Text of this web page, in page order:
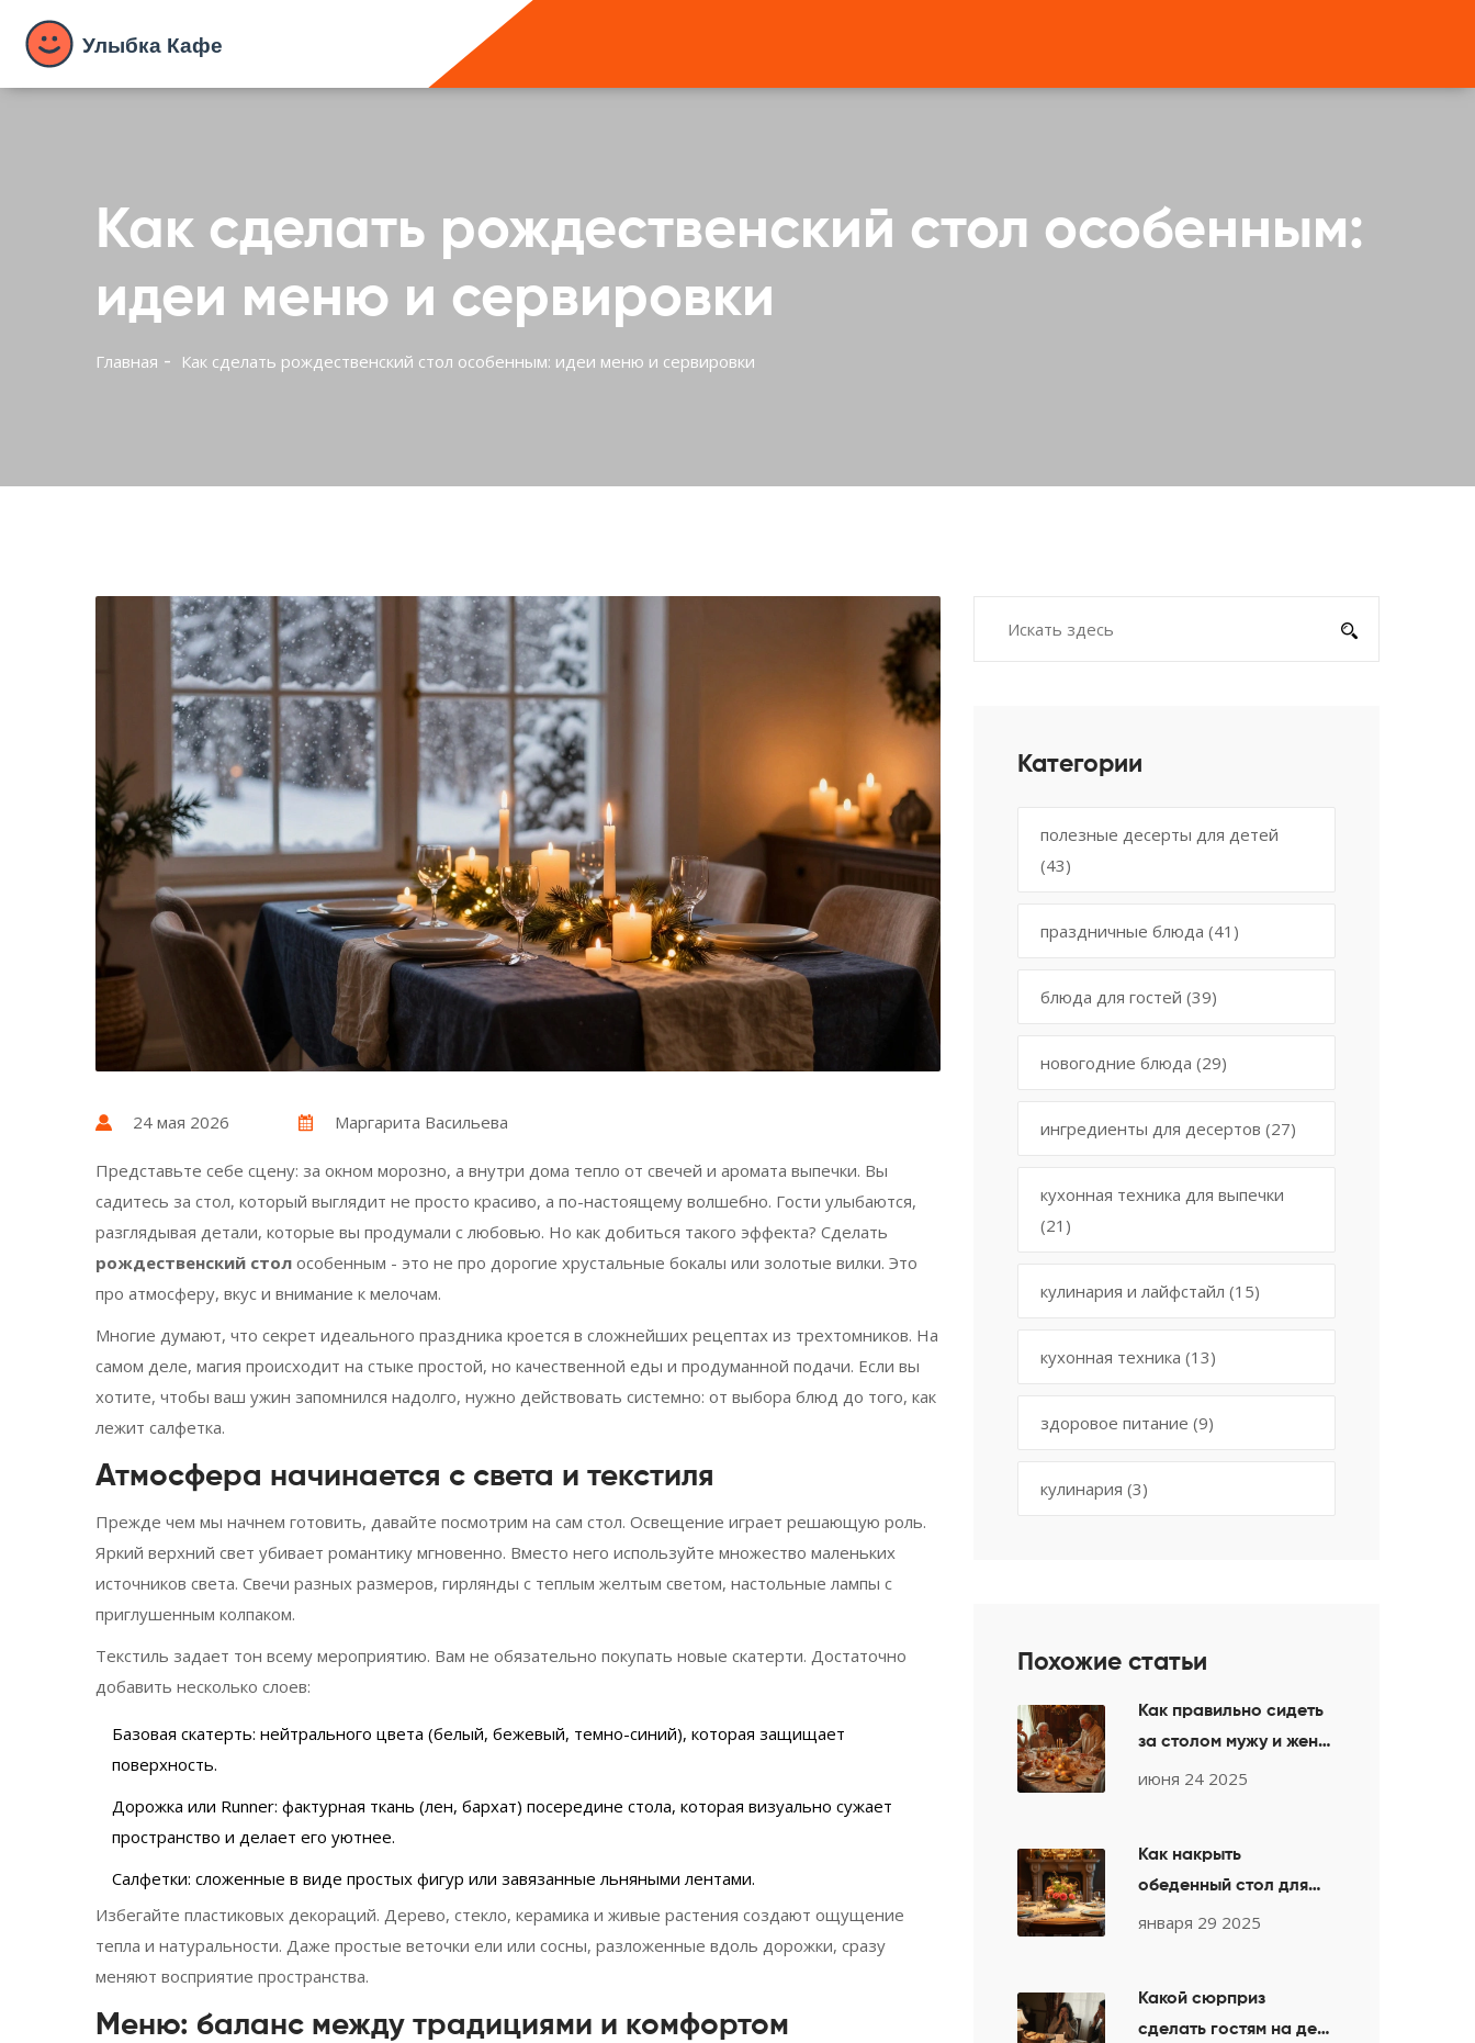
Как сделать рождественский стол особенным:
идеи меню и сервировки
Главная Как сделать рождественский стол особенным: идеи меню и сервировки
24 мая 2026 Маргарита Васильева
Представьте себе сцену: за окном морозно, а внутри дома тепло от свечей и аромата выпечки. Вы
садитесь за стол, который выглядит не просто красиво, а по-настоящему волшебно. Гости улыбаются,
разглядывая детали, которые вы продумали с любовью. Но как добиться такого эффекта? Сделать
рождественский стол особенным - это не про дорогие хрустальные бокалы или золотые вилки. Это
про атмосферу, вкус и внимание к мелочам.
Многие думают, что секрет идеального праздника кроется в сложнейших рецептах из трехтомников. На
самом деле, магия происходит на стыке простой, но качественной еды и продуманной подачи. Если вы
хотите, чтобы ваш ужин запомнился надолго, нужно действовать системно: от выбора блюд до того, как
лежит салфетка.
Атмосфера начинается с света и текстиля
Прежде чем мы начнем готовить, давайте посмотрим на сам стол. Освещение играет решающую роль.
Яркий верхний свет убивает романтику мгновенно. Вместо него используйте множество маленьких
источников света. Свечи разных размеров, гирлянды с теплым желтым светом, настольные лампы с
приглушенным колпаком.
Текстиль задает тон всему мероприятию. Вам не обязательно покупать новые скатерти. Достаточно
добавить несколько слоев:
Базовая скатерть: нейтрального цвета (белый, бежевый, темно-синий), которая защищает
поверхность.
Дорожка или Runner: фактурная ткань (лен, бархат) посередине стола, которая визуально сужает
пространство и делает его уютнее.
Салфетки: сложенные в виде простых фигур или завязанные льняными лентами.
Избегайте пластиковых декораций. Дерево, стекло, керамика и живые растения создают ощущение
тепла и натуральности. Даже простые веточки ели или сосны, разложенные вдоль дорожки, сразу
меняют восприятие пространства.
Меню: баланс между традициями и комфортом
Категории
полезные десерты для детей
(43)
праздничные блюда (41)
блюда для гостей (39)
новогодние блюда (29)
ингредиенты для десертов (27)
кухонная техника для выпечки
(21)
кулинария и лайфстайл (15)
кухонная техника (13)
здоровое питание (9)
кулинария (3)
Похожие статьи
Как правильно сидеть
за столом мужу и жене:
современные правила
июня 24 2025
Как накрыть
обеденный стол для
гостей: практические
января 29 2025
Какой сюрприз
сделать гостям на день